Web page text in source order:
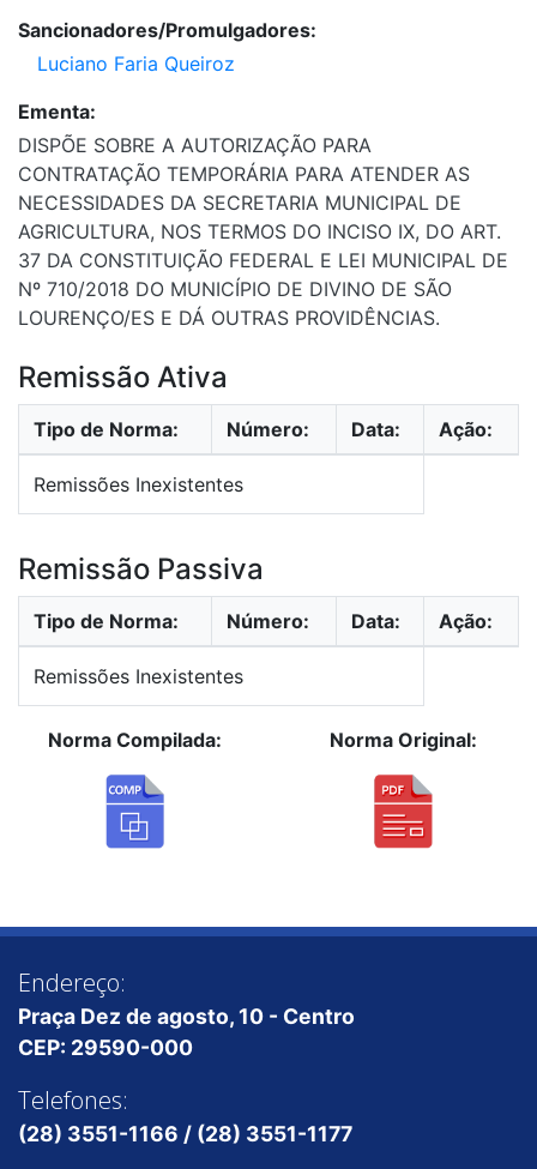
Sancionadores/Promulgadores:
Luciano Faria Queiroz
Ementa:
DISPÕE SOBRE A AUTORIZAÇÃO PARA
CONTRATAÇÃO TEMPORÁRIA PARA ATENDER AS
NECESSIDADES DA SECRETARIA MUNICIPAL DE
AGRICULTURA, NOS TERMOS DO INCISO IX, DO ART.
37 DA CONSTITUIÇÃO FEDERAL E LEI MUNICIPAL DE
Nº 710/2018 DO MUNICÍPIO DE DIVINO DE SÃO
LOURENÇO/ES E DÁ OUTRAS PROVIDÊNCIAS.
Remissão Ativa
Tipo de Norma: Número: Data: Ação:
Remissões Inexistentes
Remissão Passiva
Tipo de Norma: Número: Data: Ação:
Remissões Inexistentes
Norma Compilada: Norma Original:
Endereço:
Praça Dez de agosto, 10 - Centro
CEP: 29590-000
Telefones:
(28) 3551-1166 / (28) 3551-1177